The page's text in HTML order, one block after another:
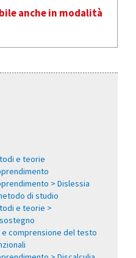
anche in modalità
e teorie
> Dislessia
di studio
e teorie >
comprensione del testo